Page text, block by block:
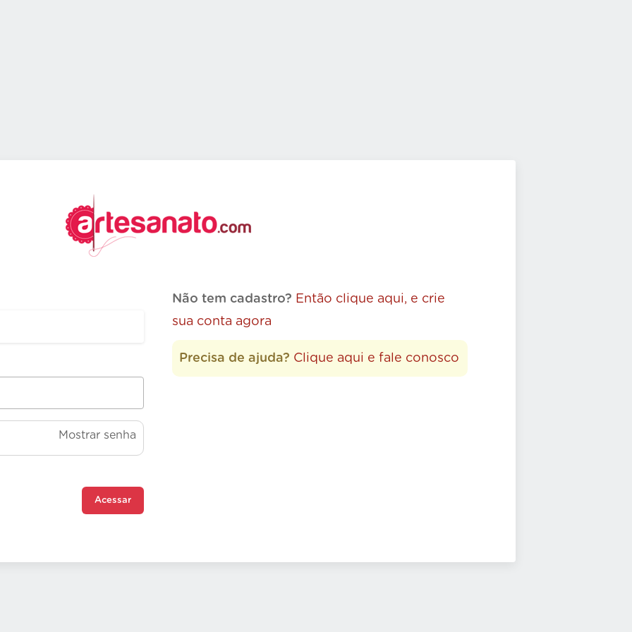
Mostrar senha
Acessar
Não tem cadastro? Então clique aqui, e crie
sua conta agora
Precisa de ajuda? Clique aqui e fale conosco